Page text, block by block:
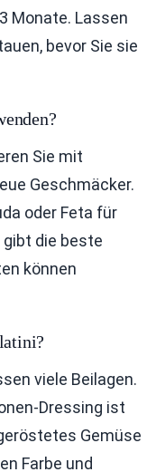
Monate. Lassen
bevor Sie sie
Sie mit
Geschmäcker.
oder Feta für
gibt die beste
können
viele Beilagen.
Dressing ist
Gemüse
Farbe und